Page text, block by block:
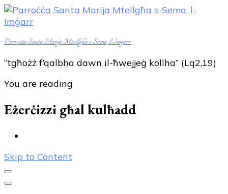
Parroċċa Santa Marija Mtellgħa s-Sema, l-Imġarr
“tgħożż f’qalbha dawn il-ħwejjeġ kollha” (Lq2,19)
You are reading
Eżerċizzi għal kulħadd
Skip to Content